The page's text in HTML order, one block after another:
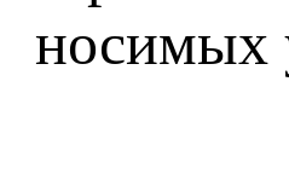
носимых